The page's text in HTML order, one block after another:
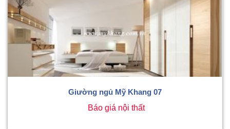
Giường ngủ Mỹ Khang 07
Báo giá nội thất